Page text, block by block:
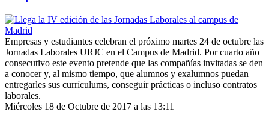
Empresas y estudiantes celebran el próximo martes 24 de octubre las
Jornadas Laborales URJC en el Campus de Madrid. Por cuarto año
consecutivo este evento pretende que las compañías invitadas se den
a conocer y, al mismo tiempo, que alumnos y exalumnos puedan
entregarles sus currículums, conseguir prácticas o incluso contratos
laborales.
Miércoles 18 de Octubre de 2017 a las 13:11